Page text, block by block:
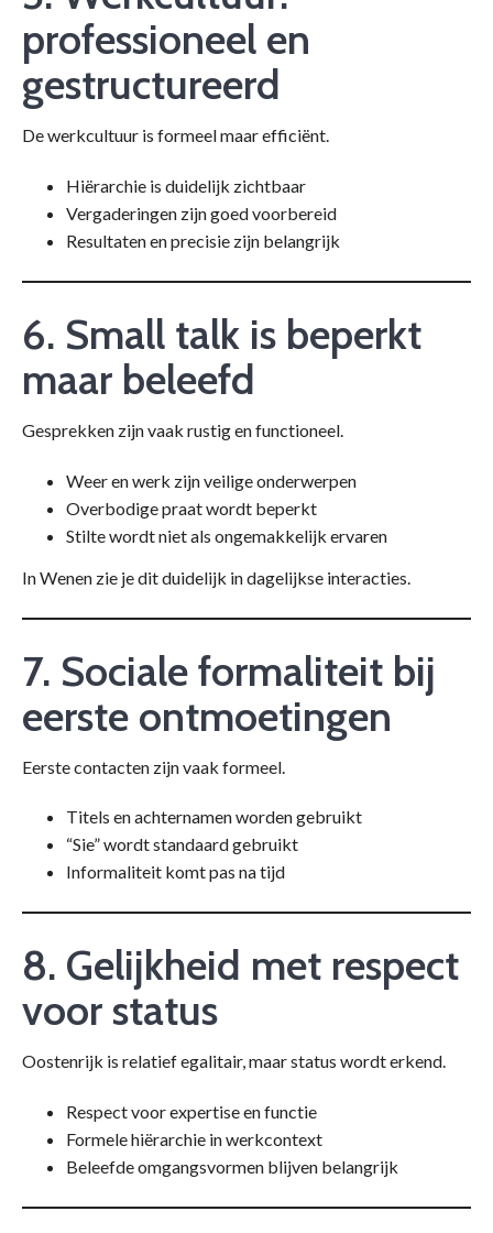
professioneel en
gestructureerd
De werkcultuur is formeel maar efficiënt.
Hiërarchie is duidelijk zichtbaar
Vergaderingen zijn goed voorbereid
Resultaten en precisie zijn belangrijk
6. Small talk is beperkt
maar beleefd
Gesprekken zijn vaak rustig en functioneel.
Weer en werk zijn veilige onderwerpen
Overbodige praat wordt beperkt
Stilte wordt niet als ongemakkelijk ervaren
In Wenen zie je dit duidelijk in dagelijkse interacties.
7. Sociale formaliteit bij
eerste ontmoetingen
Eerste contacten zijn vaak formeel.
Titels en achternamen worden gebruikt
“Sie” wordt standaard gebruikt
Informaliteit komt pas na tijd
8. Gelijkheid met respect
voor status
Oostenrijk is relatief egalitair, maar status wordt erkend.
Respect voor expertise en functie
Formele hiërarchie in werkcontext
Beleefde omgangsvormen blijven belangrijk